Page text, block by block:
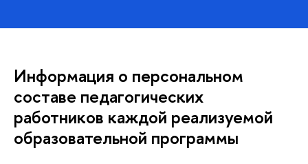
Информация о персональном
составе педагогических
работников каждой реализуемой
образовательной программы